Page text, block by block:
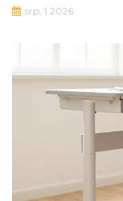
srp, 1 2026